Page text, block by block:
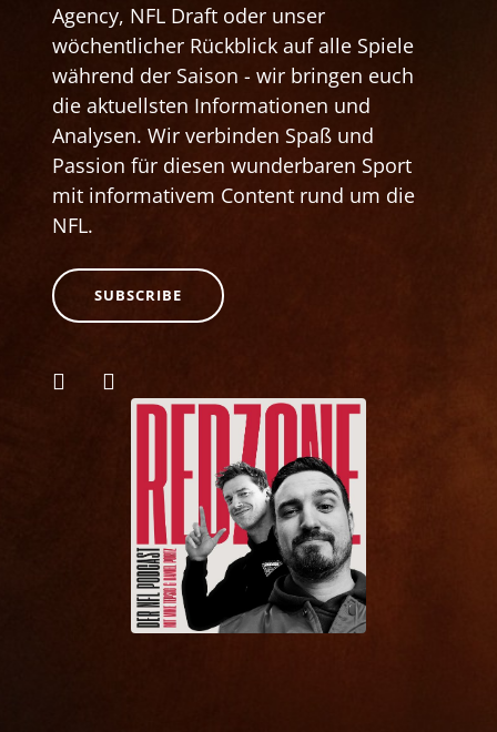
Agency, NFL Draft oder unser
wöchentlicher Rückblick auf alle Spiele
während der Saison - wir bringen euch
die aktuellsten Informationen und
Analysen. Wir verbinden Spaß und
Passion für diesen wunderbaren Sport
mit informativem Content rund um die
NFL.
SUBSCRIBE